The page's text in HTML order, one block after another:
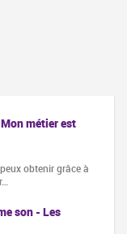
métier est
obtenir grâce à
son - Les